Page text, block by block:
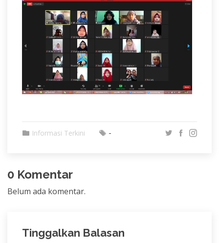
Informasi Terkini -
0 Komentar
Belum ada komentar.
Tinggalkan Balasan